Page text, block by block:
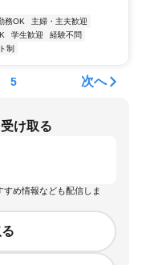
務OK
主婦・主夫歓迎
学生歓迎
経験不問
制
5 次へ
け取る
すめ情報なども配信しま